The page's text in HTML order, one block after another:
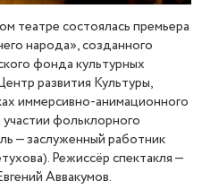
театре состоялась премьера
народа», созданного
фонда культурных
развития Культуры,
иммерсивно-анимационного
фольклорного
— заслуженный работник
Режиссёр спектакля —
Аввакумов.